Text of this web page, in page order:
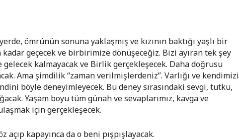
ömrünün sonuna yaklaşmış ve kızının baktığı yaşlı bir
kadar geçecek ve birbirimize dönüşeceğiz. Bizi ayıran tek şey
kalmayacak ve Birlik gerçekleşecek. Daha doğrusu
Ama şimdilik “zaman verilmişlerdeniz”. Varlığı ve kendimizi
böyle deneyimleyecek. Bu deney sırasındaki sevgi, tutku,
Yaşam boyu tüm günah ve sevaplarımız, kavga ve
için gerçekleşecek.
kapayınca da o beni pışpışlayacak.